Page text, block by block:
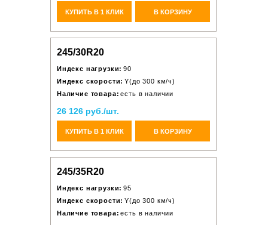
КУПИТЬ В 1 КЛИК В КОРЗИНУ
245/30R20
Индекс нагрузки: 90
Индекс скорости: Y(до 300 км/ч)
Наличие товара: есть в наличии
26 126 руб./шт.
КУПИТЬ В 1 КЛИК В КОРЗИНУ
245/35R20
Индекс нагрузки: 95
Индекс скорости: Y(до 300 км/ч)
Наличие товара: есть в наличии